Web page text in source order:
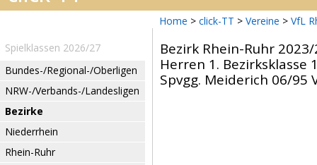
Home > click-TT > Vereine > VfL
Spielklassen 2026/27
Bundes-/Regional-/Oberligen
NRW-/Verbands-/Landesligen
Bezirke
Niederrhein
Rhein-Ruhr
Bezirk Rhein-Ruhr
Herren 1. Bezirksklasse
Spvgg. Meiderich 06/95